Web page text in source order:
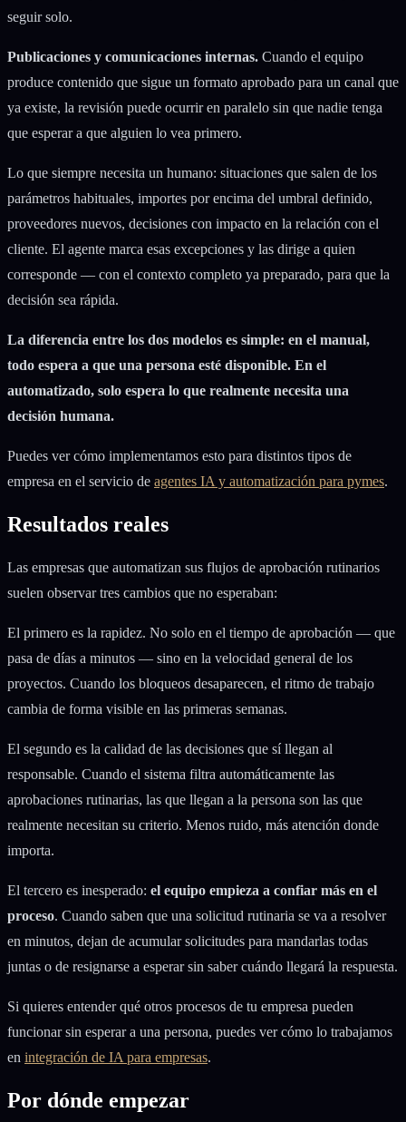
seguir solo.
Publicaciones y comunicaciones internas. Cuando el equipo
produce contenido que sigue un formato aprobado para un canal que
ya existe, la revisión puede ocurrir en paralelo sin que nadie tenga
que esperar a que alguien lo vea primero.
Lo que siempre necesita un humano: situaciones que salen de los
parámetros habituales, importes por encima del umbral definido,
proveedores nuevos, decisiones con impacto en la relación con el
cliente. El agente marca esas excepciones y las dirige a quien
corresponde — con el contexto completo ya preparado, para que la
decisión sea rápida.
La diferencia entre los dos modelos es simple: en el manual,
todo espera a que una persona esté disponible. En el
automatizado, solo espera lo que realmente necesita una
decisión humana.
Puedes ver cómo implementamos esto para distintos tipos de
empresa en el servicio de agentes IA y automatización para pymes.
Resultados reales
Las empresas que automatizan sus flujos de aprobación rutinarios
suelen observar tres cambios que no esperaban:
El primero es la rapidez. No solo en el tiempo de aprobación — que
pasa de días a minutos — sino en la velocidad general de los
proyectos. Cuando los bloqueos desaparecen, el ritmo de trabajo
cambia de forma visible en las primeras semanas.
El segundo es la calidad de las decisiones que sí llegan al
responsable. Cuando el sistema filtra automáticamente las
aprobaciones rutinarias, las que llegan a la persona son las que
realmente necesitan su criterio. Menos ruido, más atención donde
importa.
El tercero es inesperado: el equipo empieza a confiar más en el
proceso. Cuando saben que una solicitud rutinaria se va a resolver
en minutos, dejan de acumular solicitudes para mandarlas todas
juntas o de resignarse a esperar sin saber cuándo llegará la respuesta.
Si quieres entender qué otros procesos de tu empresa pueden
funcionar sin esperar a una persona, puedes ver cómo lo trabajamos
en integración de IA para empresas.
Por dónde empezar